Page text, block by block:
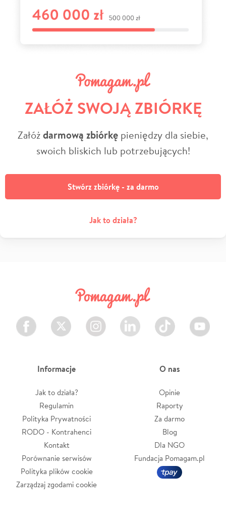
ZAŁÓŻ SWOJĄ ZBIÓRKĘ
Załóżdarmową zbiórkę pieniędzy dla siebie,
swoich bliskich lub potrzebujących!
Stwórz zbiórkę - za darmo
Jak to działa?
Facebook Twitter Instagram LinkedIn TikTok Youtube
Informacje
Jak to działa?
Regulamin
Polityka Prywatności
RODO - Kontrahenci
Kontakt
Porównanie serwisów
Polityka plików cookie
Zarządzaj zgodami cookie
O nas
Opinie
Raporty
Za darmo
Blog
Dla NGO
Fundacja Pomagam.pl